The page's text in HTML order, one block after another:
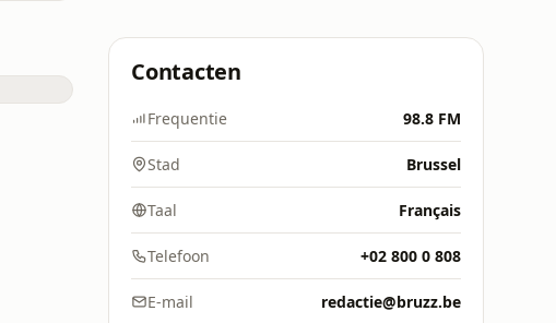
Contacten
Frequentie 98.8 FM
Stad Brussel
Taal Français
Telefoon +02 800 0 808
E-mail redactie@bruzz.be